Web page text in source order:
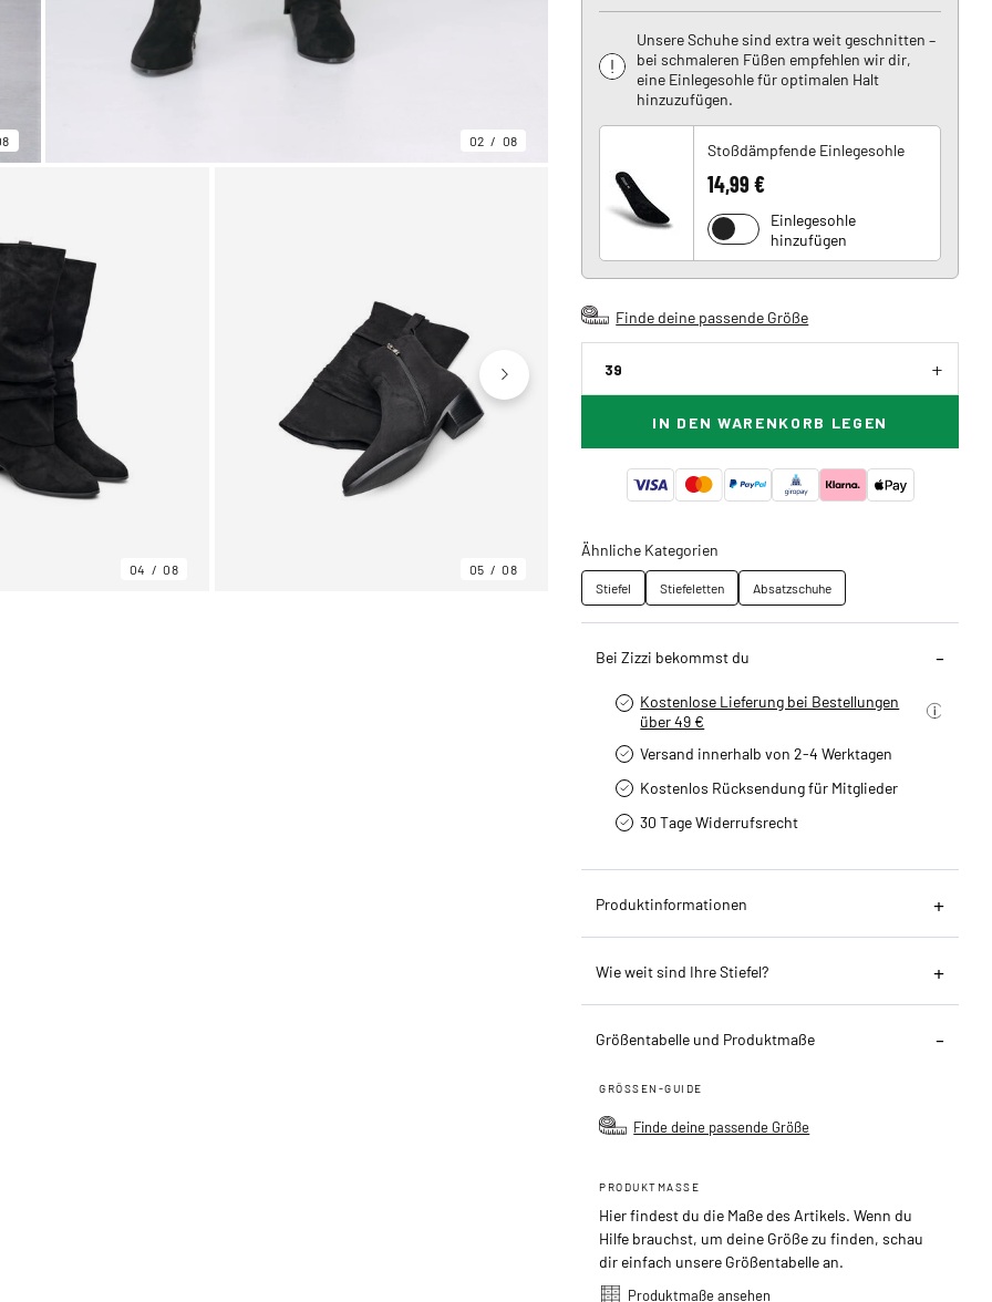
02 08
04 08 05 08 06 08
Unsere Schuhe sind extra weit geschnitten –
bei schmaleren Füßen empfehlen wir dir,
eine Einlegesohle für optimalen Halt
hinzuzufügen.
Stoßdämpfende Einlegesohle
14,99 €
Einlegesohle
hinzufügen
Finde deine passende Größe
39
IN DEN WARENKORB LEGEN
Ähnliche Kategorien
Stiefel Stiefeletten Absatzschuhe
Bei Zizzi bekommst du
Kostenlose Lieferung bei Bestellungen
über 49 €
Versand innerhalb von 2-4 Werktagen
Kostenlos Rücksendung für Mitglieder
30 Tage Widerrufsrecht
Produktinformationen
Wie weit sind Ihre Stiefel?
Größentabelle und Produktmaße
GRÖSSEN-GUIDE
Finde deine passende Größe
PRODUKTMASSE
Hier findest du die Maße des Artikels. Wenn du
Hilfe brauchst, um deine Größe zu finden, schau
dir einfach unsere Größentabelle an.
Produktmaße ansehen